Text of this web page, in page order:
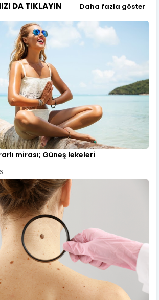
DA TIKLAYIN Daha fazla göster
mirası; Güneş lekeleri